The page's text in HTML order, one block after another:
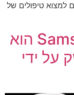
למצוא טיפולים של
מכשיר Samsung Note 10 הוא
על ידי